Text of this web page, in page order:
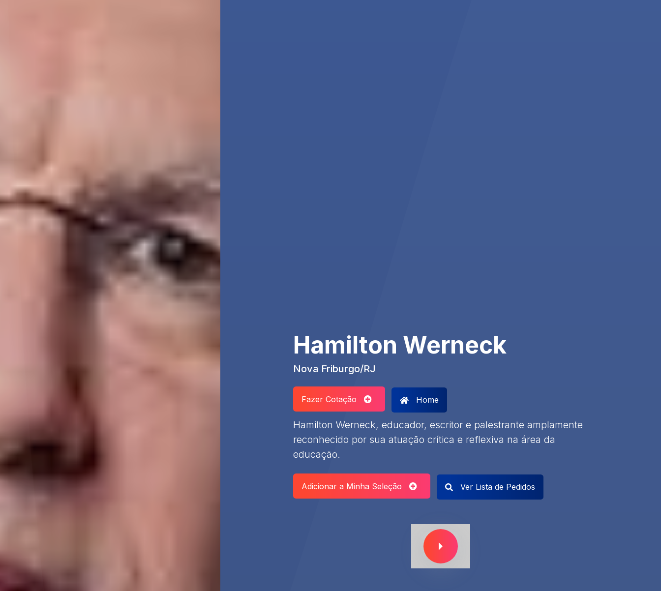
Hamilton Werneck
Nova Friburgo/RJ
Fazer Cotação Home
Hamilton Werneck, educador, escritor e palestrante amplamente
reconhecido por sua atuação crítica e reflexiva na área da
educação.
Adicionar a Minha Seleção Ver Lista de Pedidos